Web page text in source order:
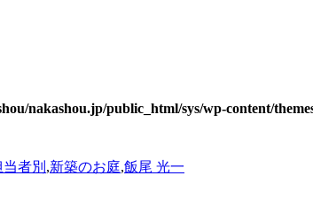
nakashou.jp/public_html/sys/wp-content/
当者別 ,新築のお庭,飯尾 光一